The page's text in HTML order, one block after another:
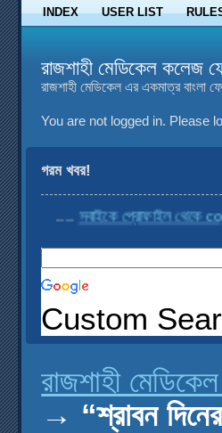
INDEX USER LIST
রাজশাহী মেডিকেল কলেজ
রাজশাহী মেডিকেল এর একমাত্র বাংলা
You are not logged in. Please
গরম খবর!
সবাইকে প্রোফাইল থেকে
Custom
রাজশাহী
→ “শ্রাবন